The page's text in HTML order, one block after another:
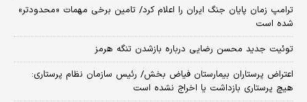
ترامپ زمان پایان جنگ ایران را اعلام کرد/ تامین برخی مهمات «محدودتر»
شده است
توئیت جدید محسن رضایی درباره بازشدن تنگه هرمز
اعتراض پرستاران بیمارستان فیاض بخش/ رئیس سازمان نظام پرستاری:
هیچ پرستاری بازداشت یا اخراج نشده است